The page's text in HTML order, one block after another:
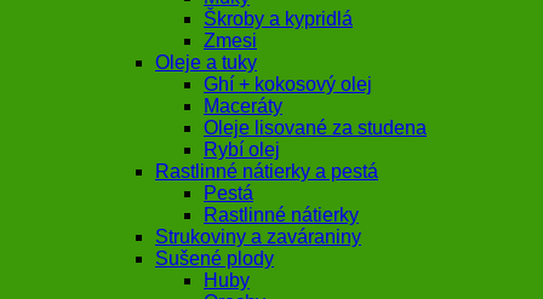
Škroby a kypridlá
Zmesi
Oleje a tuky
Ghí + kokosový olej
Maceráty
Oleje lisované za studena
Rybí olej
Rastlinné nátierky a pestá
Pestá
Rastlinné nátierky
Strukoviny a zaváraniny
Sušené plody
Huby